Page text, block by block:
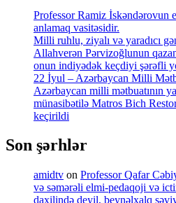
Professor Ramiz İskəndərovun
anlamaq vasitəsidir.
Milli ruhlu, ziyalı və yaradıcı
Allahverən Pərvizoğlunun
onun indiyədək keçdiyi şərəfli
22 İyul – Azərbaycan Milli
Azərbaycan milli mətbuatının
münasibətilə Matros Bich
keçirildi
Son şərhlər
amidtv on Professor Qafar
və səmərəli elmi-pedaqoji və
daxilində deyil, beynəlxalq